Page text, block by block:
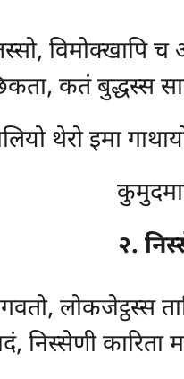
विमोक्खापि च
कतं बुद्धस्स
थेरो इमा
२.
लोकजेट्ठस्स
निस्सेणी कारिता